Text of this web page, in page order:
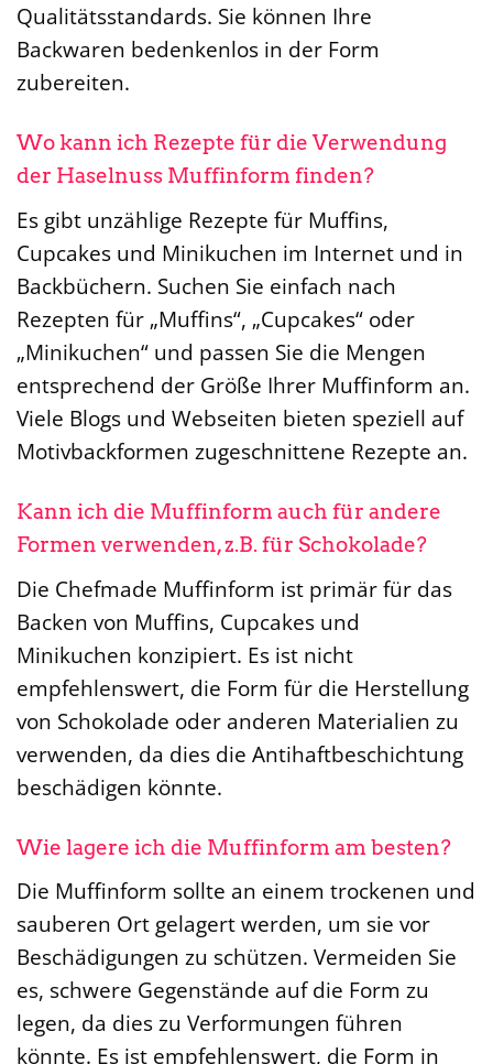
Qualitätsstandards. Sie können Ihre
Backwaren bedenkenlos in der Form
zubereiten.
Wo kann ich Rezepte für die Verwendung
der Haselnuss Muffinform finden?
Es gibt unzählige Rezepte für Muffins,
Cupcakes und Minikuchen im Internet und in
Backbüchern. Suchen Sie einfach nach
Rezepten für „Muffins“, „Cupcakes“ oder
„Minikuchen“ und passen Sie die Mengen
entsprechend der Größe Ihrer Muffinform an.
Viele Blogs und Webseiten bieten speziell auf
Motivbackformen zugeschnittene Rezepte an.
Kann ich die Muffinform auch für andere
Formen verwenden, z.B. für Schokolade?
Die Chefmade Muffinform ist primär für das
Backen von Muffins, Cupcakes und
Minikuchen konzipiert. Es ist nicht
empfehlenswert, die Form für die Herstellung
von Schokolade oder anderen Materialien zu
verwenden, da dies die Antihaftbeschichtung
beschädigen könnte.
Wie lagere ich die Muffinform am besten?
Die Muffinform sollte an einem trockenen und
sauberen Ort gelagert werden, um sie vor
Beschädigungen zu schützen. Vermeiden Sie
es, schwere Gegenstände auf die Form zu
legen, da dies zu Verformungen führen
könnte. Es ist empfehlenswert, die Form in